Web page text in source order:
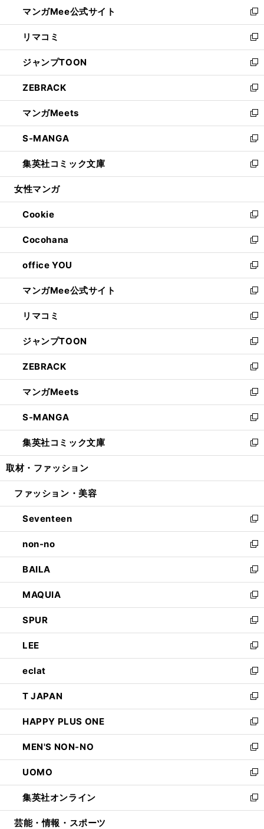
く
ド
ウ
で
開
く
ィ
ン
ド
ウ
で
開
く
い
ウ
ィ
ン
ド
ウ
で
開
く
マンガMee公式サイト
新
し
い
ウ
ィ
ン
ド
ウ
で
開
く
リマコミ
新
し
い
ウ
ィ
ン
ド
ウ
で
開
く
ジャンプTOON
新
し
い
ウ
ィ
ン
ド
ウ
で
開
ZEBRACK
新
し
い
ウ
ィ
ン
ド
ウ
開
く
マンガMeets
新
し
い
ウ
ィ
ン
ウ
で
開
く
S-MANGA
新
し
い
ウ
ン
ド
ウ
で
開
く
集英社コミック文庫
新
し
ウ
ィ
ン
ド
ウ
で
開
く
女性マンガ
Cookie
新
し
い
ウ
ィ
ン
ド
ウ
で
開
く
Cocohana
新
し
い
ウ
ィ
ン
ド
ウ
で
開
く
office YOU
新
し
い
ウ
ィ
ン
ド
ウ
で
開
く
マンガMee公式サイト
新
し
い
ウ
ィ
ン
ド
ウ
で
開
く
リマコミ
新
し
い
ウ
ィ
ン
ド
ウ
で
開
く
ジャンプTOON
新
し
い
ウ
ィ
ン
ド
ウ
で
開
ZEBRACK
新
し
い
ウ
ィ
ン
ド
ウ
開
マンガMeets
新
し
い
ウ
ィ
ン
ウ
開
く
S-MANGA
新
し
い
ウ
ン
ウ
で
開
く
集英社コミック文庫
新
し
ウ
ン
ド
ウ
で
開
く
取材・ファッション
ファッション・美容
Seventeen
新
し
い
ウ
ィ
ン
ド
ウ
で
開
く
non-no
新
し
い
ウ
ィ
ン
ド
ウ
で
開
く
BAILA
新
し
い
ウ
ィ
ン
ド
ウ
で
開
く
MAQUIA
新
し
い
ウ
ィ
ン
ド
ウ
で
開
く
SPUR
新
し
い
ウ
ィ
ン
ド
ウ
で
開
く
LEE
新
し
い
ウ
ィ
ン
ド
ウ
で
開
く
eclat
新
し
い
ウ
ィ
ン
ド
ウ
で
開
く
T JAPAN
新
し
い
ウ
ィ
ン
ド
ウ
で
開
HAPPY PLUS ONE
新
し
い
ウ
ィ
ン
ド
ウ
MEN'S NON-NO
新
し
い
ウ
ィ
ン
UOMO
新
し
い
ウ
集英社オンライン
新
し
芸能・情報・スポーツ